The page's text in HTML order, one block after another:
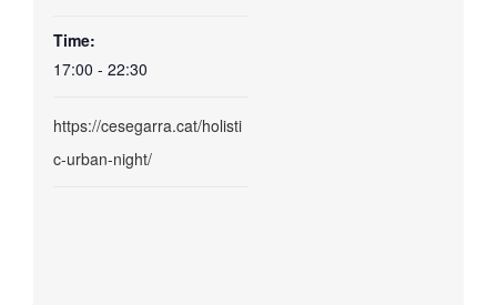
Time:
17:00 - 22:30
https://cesegarra.cat/holisti
c-urban-night/